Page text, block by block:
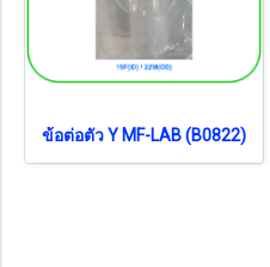
ข้อต่อตัว Y MF-LAB (B0822)